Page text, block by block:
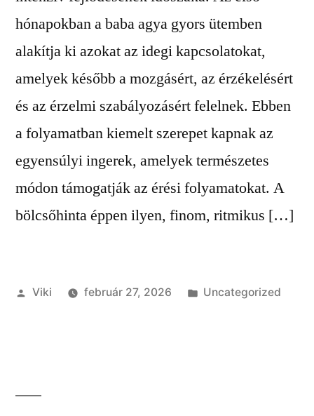
hónapokban a baba agya gyors ütemben
alakítja ki azokat az idegi kapcsolatokat,
amelyek később a mozgásért, az érzékelésért
és az érzelmi szabályozásért felelnek. Ebben
a folyamatban kiemelt szerepet kapnak az
egyensúlyi ingerek, amelyek természetes
módon támogatják az érési folyamatokat. A
bölcsőhinta éppen ilyen, finom, ritmikus […]
Szerző:
Viki február 27, 2026 Kategória:
Uncategorized